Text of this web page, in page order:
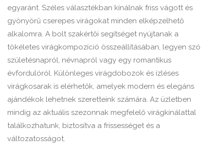
egyaránt. Széles választékban kínálnak friss vágott és
gyönyörű cserepes virágokat minden elképzelhető
alkalomra. A bolt szakértői segítséget nyújtanak a
tökéletes virágkompozíció összeállításában, legyen szó
születésnapról, névnapról vagy egy romantikus
évfordulóról. Különleges virágdobozok és ízléses
virágkosarak is elérhetők, amelyek modern és elegáns
ajándékok lehetnek szeretteink számára. Az üzletben
mindig az aktuális szezonnak megfelelő virágkínálattal
találkozhatunk, biztosítva a frissességet és a
változatosságot.